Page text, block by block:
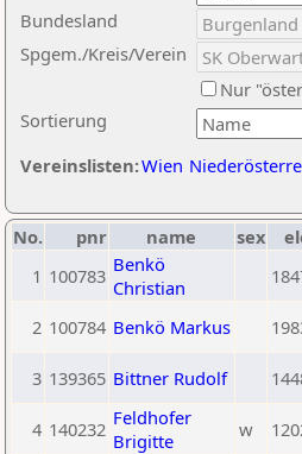
Sortierung
Bundesland
Spgem./Kreis/Verein
Nur
Vereinslisten:Wien
No. pnr name sex
1 100783 Benkö
Christian
2 100784 Benkö Markus
3 139365 Bittner Rudolf
4 140232 Feldhofer
Brigitte
w